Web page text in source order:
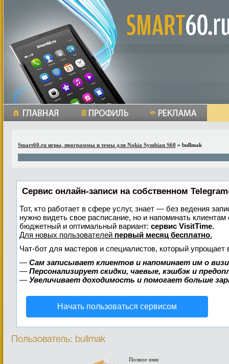
Smart60.ru игры, программы и темы для Nokia Symbian S60 » bullmak
Сервис онлайн-записи на собственном
Тот, кто работает в сфере услуг, знает — без ведения
нужно видеть свое расписание, но и напоминать
бюджетный и оптимальный вариант: сервис VisitTime.
Для новых пользователей первый месяц бесплатно.
Чат-бот для мастеров и специалистов, который упрощает
— Сам записывает клиентов и напоминает им о
— Персонализирует скидки, чаевые, кэшбэк и
— Увеличивает доходимость и помогает больше
Начать пользоваться сервисом
Пользователь: bullmak
Полное имя: